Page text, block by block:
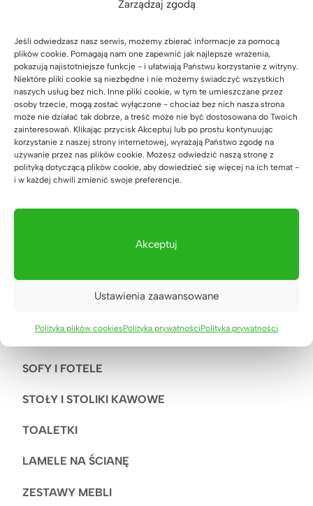
Zarządzaj zgodą
Jeśli odwiedzasz nasz serwis, możemy zbierać informacje za pomocą
plików cookie. Pomagają nam one zapewnić jak najlepsze wrażenia,
pokazują najistotniejsze funkcje - i ułatwiają Państwu korzystanie z witryny.
Niektóre pliki cookie są niezbędne i nie możemy świadczyć wszystkich
naszych usług bez nich. Inne pliki cookie, w tym te umieszczane przez
osoby trzecie, mogą zostać wyłączone - chociaż bez nich nasza strona
może nie działać tak dobrze, a treść może nie być dostosowana do Twoich
zainteresowań. Klikając przycisk Akceptuj lub po prostu kontynuując
korzystanie z naszej strony internetowej, wyrażają Państwo zgodę na
używanie przez nas plików cookie. Możesz odwiedzić naszą stronę z
polityką dotyczącą plików cookie, aby dowiedzieć się więcej na ich temat -
i w każdej chwili zmienić swoje preferencje.
Akceptuj
Ustawienia zaawansowane
Polityka plików cookiesPolityka prywatnościPolityka prywatności
REGAŁY BIUROWE
KOMODY BIUROWE
KONTENERKI POD BIURKO
KONSOLE
KUCHNIA BIUROWA
WIESZAKI, STOJAKI
ŁÓŻKA, TOALETKI
SOFY I FOTELE
STOŁY I STOLIKI KAWOWE
TOALETKI
LAMELE NA ŚCIANĘ
ZESTAWY MEBLI